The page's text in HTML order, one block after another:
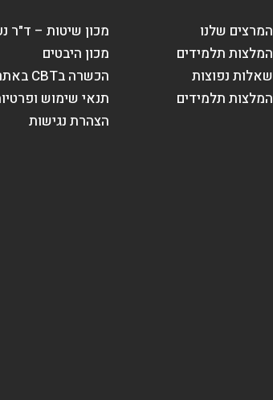
המרצים שלנו
המלצות תלמידים
שאלות נפוצות
המלצות תלמידים
מכון שיטות – ד"ר
מכון היבטים
הכשרה בCBT באתר איט"ה
תנאי שימוש
הצהרת נגישות